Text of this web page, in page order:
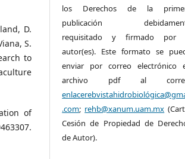
D.
S.
to
of
los Derechos de la
publicación
requisitado y firmado por
autor(es). Este formato se
enviar por correo electrónico
archivo pdf al
.com; rehb@xanum.uam.mx
Cesión de Propiedad de
de Autor).